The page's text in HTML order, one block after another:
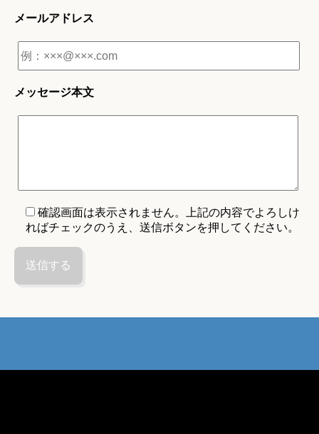
メールアドレス
メッセージ本文
確認画面は表示されません。上記の内容でよろしけ
ればチェックのうえ、送信ボタンを押してください。